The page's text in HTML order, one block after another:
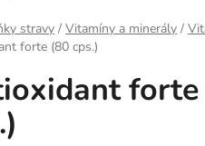
stravy / Vitamíny a minerály /
forte (80 cps.)
forte